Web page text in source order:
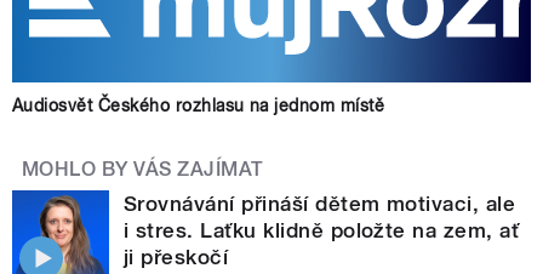
Audiosvět Českého rozhlasu na jednom místě
MOHLO BY VÁS ZAJÍMAT
Srovnávání přináší dětem motivaci, ale
i stres. Laťku klidně položte na zem, ať
ji přeskočí